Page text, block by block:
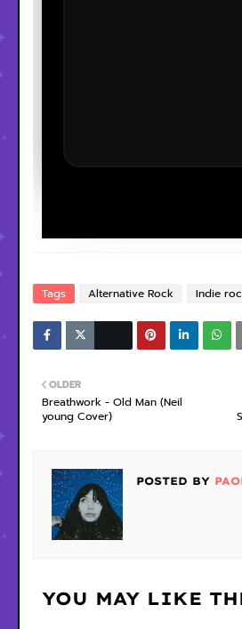
Tags Alternative Rock Indie
OLDER
Breathwork - Old Man (Neil
young Cover)
POSTED BY
YOU MAY LIKE